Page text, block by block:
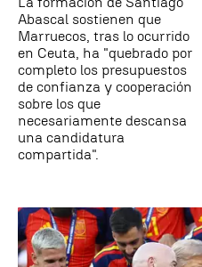
Abascal sostienen que
Marruecos, tras lo ocurrido
en Ceuta, ha "quebrado por
completo los presupuestos
de confianza y cooperación
sobre los que
necesariamente descansa
una candidatura
compartida".